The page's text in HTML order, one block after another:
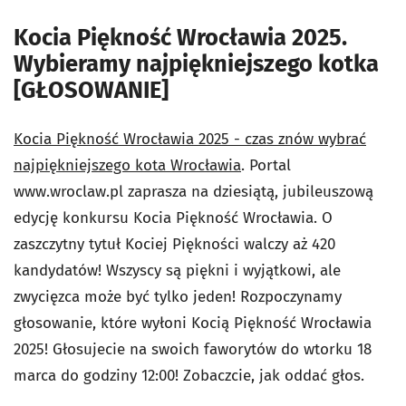
Kocia Piękność Wrocławia 2025.
Wybieramy najpiękniejszego kotka
[GŁOSOWANIE]
Kocia Piękność Wrocławia 2025 - czas znów wybrać
najpiękniejszego kota Wrocławia. Portal
www.wroclaw.pl zaprasza na dziesiątą, jubileuszową
edycję konkursu Kocia Piękność Wrocławia. O
zaszczytny tytuł Kociej Piękności walczy aż 420
kandydatów! Wszyscy są piękni i wyjątkowi, ale
zwycięzca może być tylko jeden! Rozpoczynamy
głosowanie, które wyłoni Kocią Piękność Wrocławia
2025! Głosujecie na swoich faworytów do wtorku 18
marca do godziny 12:00! Zobaczcie, jak oddać głos.